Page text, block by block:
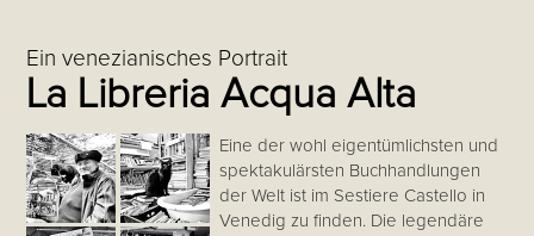
Ein venezianisches Portrait
La Libreria Acqua Alta
Eine der wohl eigentümlichsten und
spektakulärsten Buchhandlungen
der Welt ist im Sestiere Castello in
Venedig zu finden. Die legendäre